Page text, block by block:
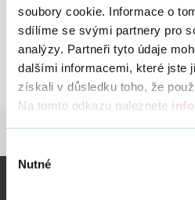
soubory cookie. Informace o
sdílíme se svými partnery pro
analýzy. Partneři tyto údaje
dalšími informacemi, které jste
získali v důsledku toho, že
Na tomto odkazu naleznete
souhlasu
Nutné
Stanovení zvýšení daně z
přiznání
Pokyn D - 77